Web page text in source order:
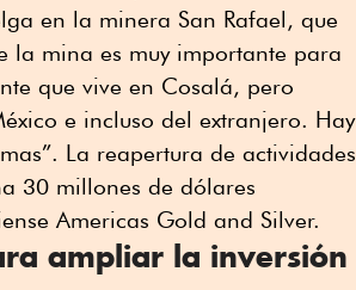
en la minera San Rafael, que
la mina es muy importante para
que vive en Cosalá, pero
e incluso del extranjero. Hay
La reapertura de actividades
30 millones de dólares
Americas Gold and Silver.
ampliar la inversión